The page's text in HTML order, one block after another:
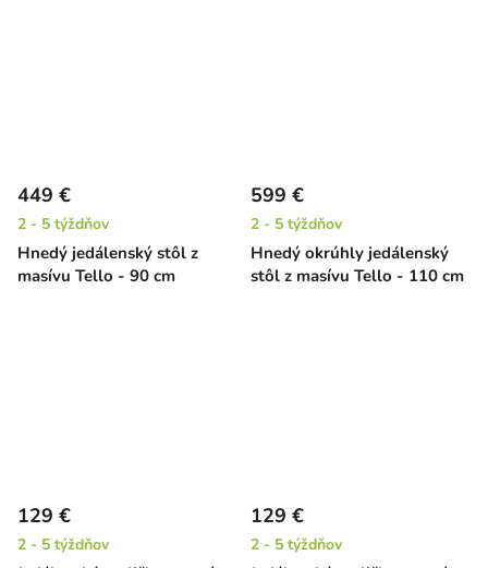
Hnedý jedálenský stôl z
masívu Tello - 90 cm
449 €
2 - 5 týždňov
Hnedý okrúhly jedálenský
stôl z masívu Tello - 110 cm
599 €
2 - 5 týždňov
129 €
2 - 5 týždňov
129 €
2 - 5 týždňov